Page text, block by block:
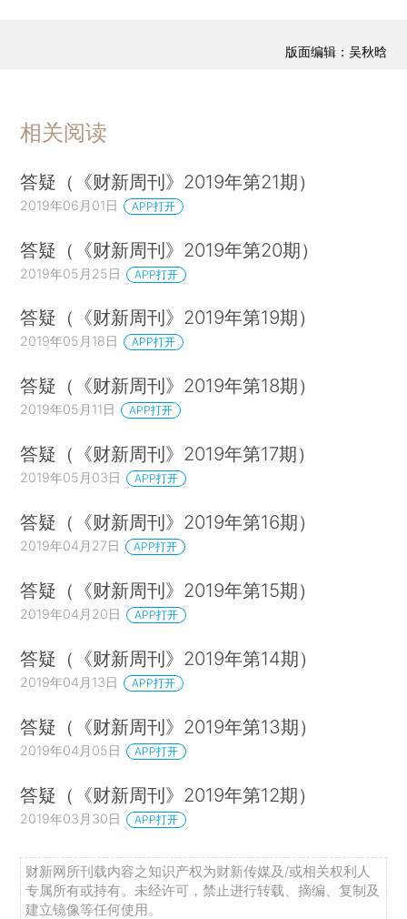
版面编辑：吴秋晗
相关阅读
答疑（《财新周刊》2019年第21期）
2019年06月01日 APP打开
答疑（《财新周刊》2019年第20期）
2019年05月25日 APP打开
答疑（《财新周刊》2019年第19期）
2019年05月18日 APP打开
答疑（《财新周刊》2019年第18期）
2019年05月11日 APP打开
答疑（《财新周刊》2019年第17期）
2019年05月03日 APP打开
答疑（《财新周刊》2019年第16期）
2019年04月27日 APP打开
答疑（《财新周刊》2019年第15期）
2019年04月20日 APP打开
答疑（《财新周刊》2019年第14期）
2019年04月13日 APP打开
答疑（《财新周刊》2019年第13期）
2019年04月05日 APP打开
答疑（《财新周刊》2019年第12期）
2019年03月30日 APP打开
财新网所刊载内容之知识产权为财新传媒及/或相关权利人
专属所有或持有。未经许可，禁止进行转载、摘编、复制及
建立镜像等任何使用。